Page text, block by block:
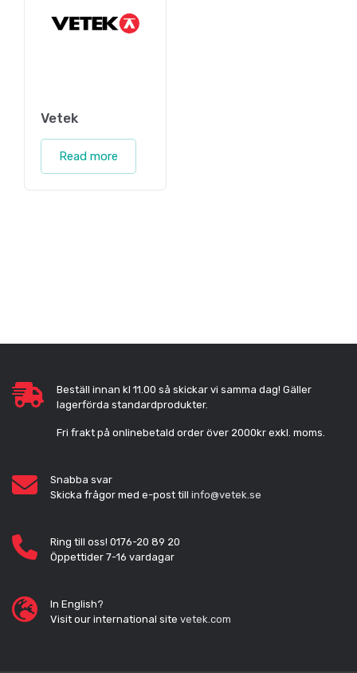
Vetek
Read more
Beställ innan kl 11.00 så skickar vi samma dag! Gäller
lagerförda standardprodukter.
Fri frakt på onlinebetald order över 2000kr exkl. moms.
Snabba svar
Skicka frågor med e-post till info@vetek.se
Ring till oss! 0176-20 89 20
Öppettider 7-16 vardagar
In English?
Visit our international site vetek.com